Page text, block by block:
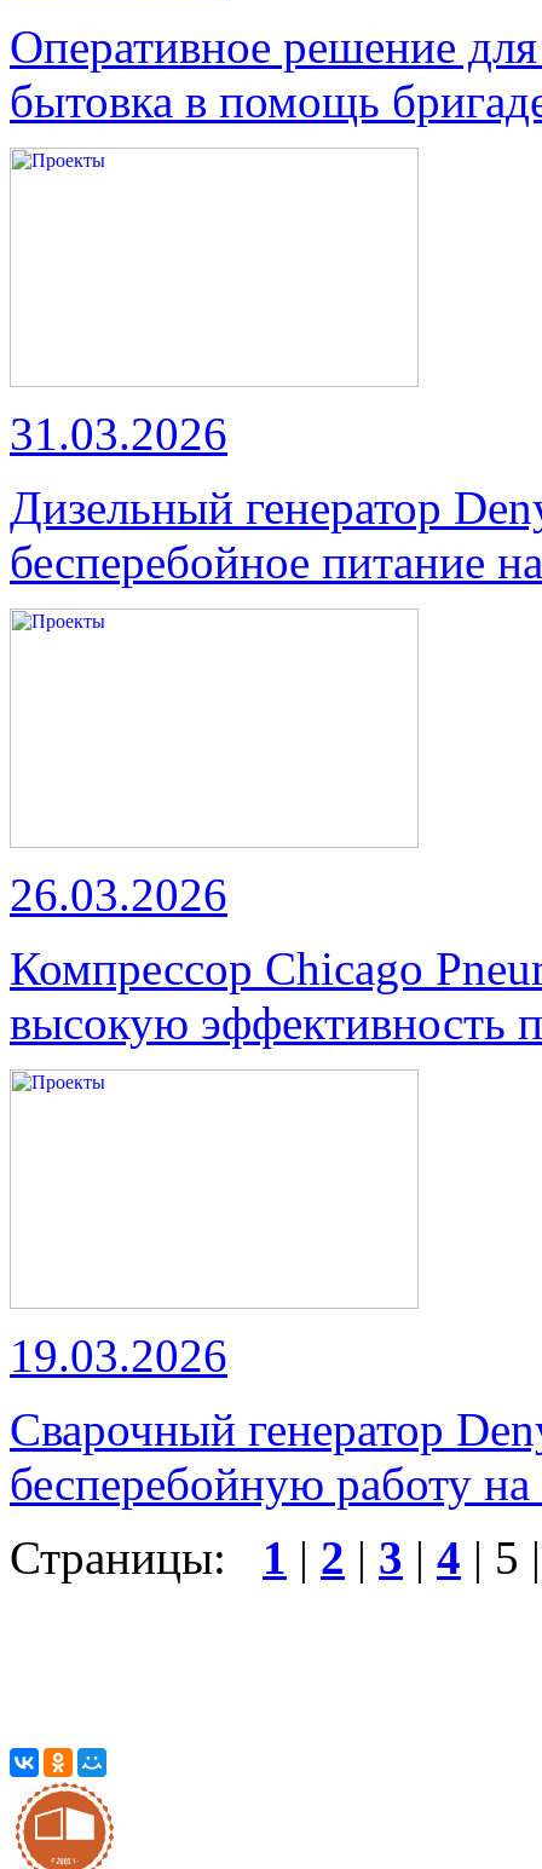
Оперативное решение
бытовка в помощь
31.03.2026
Дизельный генератор
бесперебойное питание
26.03.2026
Компрессор Chicago
высокую эффективность
19.03.2026
Сварочный генератор
бесперебойную работу
Страницы: 1 | 2 | 3 | 4 | 5